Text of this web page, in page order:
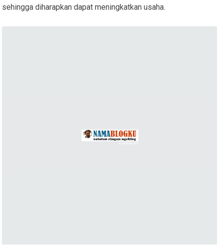
sehingga diharapkan dapat meningkatkan usaha.